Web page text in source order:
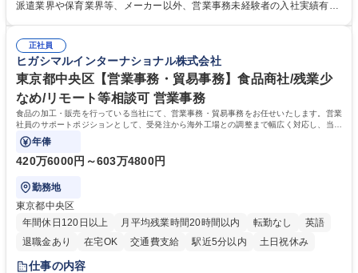
れているため、スムーズに仕事に慣れることができる環境です。また、
募集職種 【大阪・京都・滋賀】営業事務 ※未経験可
派遣業界や保育業界等、メーカー以外、営業事務未経験者の入社実績有
えて、お客様や社員の状況に合わせ、能動的なサポート、改善の動きも期
待され。組織を支えるスペシャリストとして、チームに貢献し、結果的に
社員から頼られる存在になることができます。平均19:30の退勤以降の業
務の持ち帰りも禁止されており、メリハリのある働き方となります。 学
歴・資格 学歴：大学院 大学 高専 短大 語学力： 資格：
正社員
ヒガシマルインターナショナル株式会社
東京都中央区【営業事務・貿易事務】食品商社/残業少
なめ/リモート等相談可 営業事務
食品の加工・販売を行っている当社にて、営業事務・貿易事務をお任せいたします。営業
社員のサポートポジションとして、受発注から海外工場との調整まで幅広く対応し、当社
事業の根幹を支えていただきます。
年俸
420万6000円～603万4800円
勤務地
東京都中央区
年間休日120日以上
月平均残業時間20時間以内 転勤なし
英語
退職金あり
在宅OK 交通費支給 駅近5分以内 土日祝休み
仕事の内容